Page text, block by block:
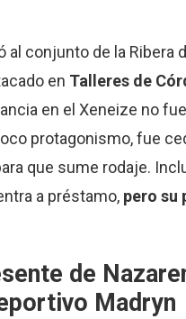
al conjunto de la Ribera
en Talleres de
en el Xeneize no
protagonismo, fue
que sume rodaje.
a préstamo, pero su
de
Madryn